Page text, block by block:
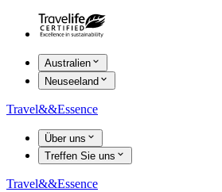
Australien
Neuseeland
Travel&&Essence
Über uns
Treffen Sie uns
Travel&&Essence